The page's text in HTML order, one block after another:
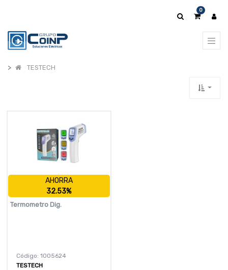
0
TESTECH
AHORRA
32.53%
Termometro Dig.
Código: 1005624
TESTECH